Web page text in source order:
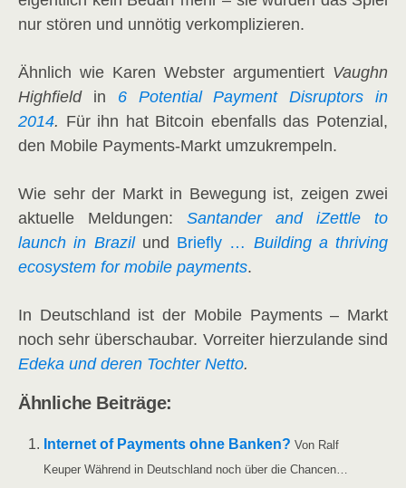
nur stö­ren und unnö­tig verkomplizieren.
Ähn­lich wie Karen Webs­ter argu­men­tiert Vaughn
High­fieldin 6 Poten­ti­al Pay­ment Dis­rup­t­ors in
2014. Für ihn hat Bit­co­in eben­falls das Poten­zi­al,
den Mobi­le Pay­ments-Markt umzu­krem­peln.
Wie sehr der Markt in Bewe­gung ist, zei­gen zwei
aktu­el­le Mel­dun­gen: San­tan­der and iZett­le to
launch in Bra­zil und Brief­ly … Buil­ding a thri­ving
eco­sys­tem for mobi­le pay­ments.
In Deutsch­land ist der Mobi­le Pay­ments – Markt
noch sehr über­schau­bar. Vor­rei­ter hier­zu­lan­de sind
Ede­ka und deren Toch­ter Net­to.
Ähn­li­che Beiträge:
Inter­net of Pay­ments ohne Ban­ken? Von Ralf
Keu­per Wäh­rend in Deutsch­land noch über die Chancen…